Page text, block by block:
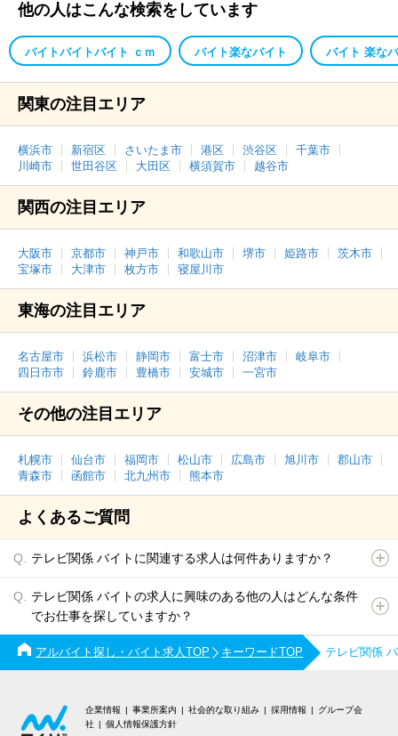
他の人はこんな検索をしています
バイトバイトバイト ｃｍ バイト楽なバイト バイト 楽な
関東の注目エリア
横浜市 新宿区 さいたま市 港区 渋谷区
千葉市
川崎市
世田谷区 大田区 横須賀市 越谷市
関西の注目エリア
大阪市 京都市 神戸市 和歌山市 堺市 姫路市
茨木市
宝塚市
大津市 枚方市 寝屋川市
東海の注目エリア
名古屋市 浜松市 静岡市 富士市 沼津市
岐阜市
四日市市
鈴鹿市 豊橋市 安城市 一宮市
その他の注目エリア
札幌市 仙台市 福岡市 松山市 広島市 旭川市
郡山市
青森市
函館市 北九州市 熊本市
よくあるご質問
テレビ関係 バイトに関連する求人は何件ありますか？
テレビ関係 バイトの求人に興味のある他の人はどんな条件
でお仕事を探していますか？
アルバイト探し・バイト求人TOP キーワードTOP テレビ関係
企業情報 事業所案内 社会的な取り組み 採用情報
グループ会
社
個人情報保護方針